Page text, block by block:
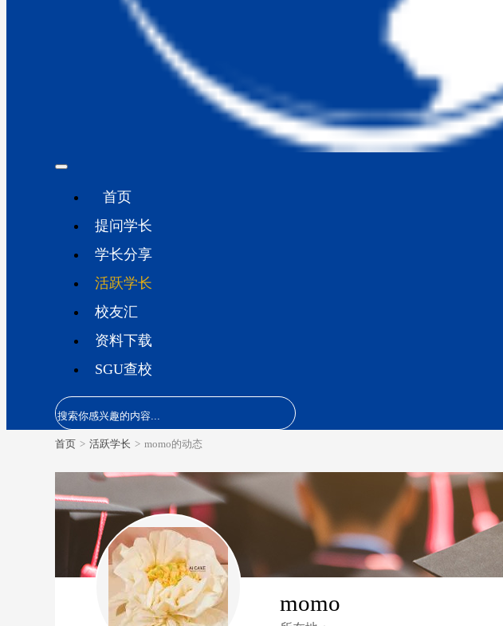
首页
提问学长
学长分享
活跃学长
校友汇
资料下载
SGU查校
首页 > 活跃学长 > momo的动态
momo